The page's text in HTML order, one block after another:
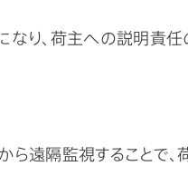
り、荷主への説明責
遠隔監視することで